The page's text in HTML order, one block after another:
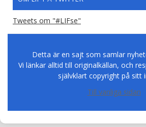
Tweets om "#LIFse"
Detta är en sajt som samlar
Vi länkar alltid till originalkällan, och
självklart copyright på sitt
Till vanliga sidan